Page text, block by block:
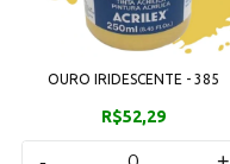
OURO IRIDESCENTE - 385
R$52,29